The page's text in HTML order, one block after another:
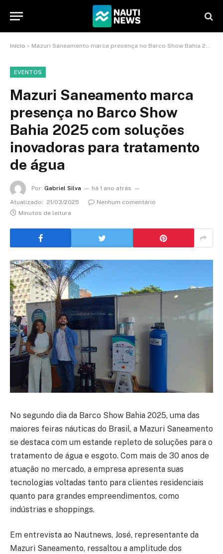
Início » Mazuri Saneamento marca presença no Barco Show Bahia 2025 com soluções inovadoras para tratamento de água
EVENTOS
Mazuri Saneamento marca
presença no Barco Show
Bahia 2025 com soluções
inovadoras para tratamento
de água
Por: Gabriel Silva
há 1 ano atrás
Atualizado: 21/03/2025
Nenhum comentário
Minutos de leitura
No segundo dia da Barco Show Bahia 2025, uma das
maiores feiras náuticas do Brasil, a Mazuri Saneamento
se destaca com um estande repleto de soluções para o
tratamento de água e esgoto. Com mais de 30 anos de
atuação no mercado, a empresa apresenta suas
tecnologias voltadas tanto para clientes residenciais
quanto para grandes empreendimentos, como
indústrias e shoppings.
Em entrevista ao Nautnews, José, representante da
Mazuri Saneamento, ressaltou a amplitude dos